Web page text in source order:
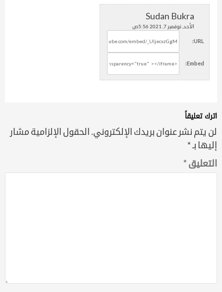
Sudan Bukra
الأحد, نوفمبر 7, 2021 5:56ص
URL:
Embed:
اترك تعليقاً
لن يتم نشر عنوان بريدك الإلكتروني. الحقول الإلزامية مشار
إليها بـ*
التعليق *